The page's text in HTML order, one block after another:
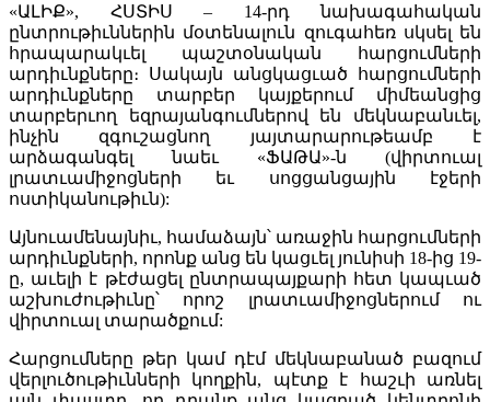
«ԱԼԻՔ», ՀՍՏԻՍ – 14-րդ նախագահական
ընտրութիւններին մօտենալուն զուգահեռ սկսել են
հրապարակւել պաշտօնական հարցումների
արդիւնքները։ Սակայն անցկացւած հարցումների
արդիւնքները տարբեր կայքերում միմեանցից
տարբերւող եզրայանգումներով են մեկնաբանւել,
ինչին զգուշացնող յայտարարութեամբ է
արձագանգել նաեւ «ՖԱԹԱ»-ն (վիրտուալ
լրատւամիջոցների եւ սոցցանցային էջերի
ոստիկանութիւն):
Այնուամենայնիւ, համաձայն՝ առաջին հարցումների
արդիւնքների, որոնք անց են կացւել յունիսի 18-ից 19-
ը, աւելի է թէժացել ընտրապայքարի հետ կապւած
աշխուժութիւնը՝ որոշ լրատւամիջոցներում ու
վիրտուալ տարածքում:
Հարցումները թեր կամ դէմ մեկնաբանած բազում
վերլուծութիւնների կողքին, պէտք է հաշւի առնել